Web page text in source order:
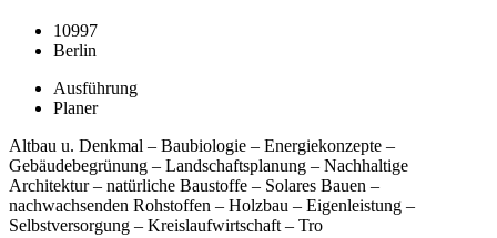
10997
Berlin
Ausführung
Planer
Altbau u. Denkmal – Baubiologie – Energiekonzepte –
Gebäudebegrünung – Landschaftsplanung – Nachhaltige
Architektur – natürliche Baustoffe – Solares Bauen –
nachwachsenden Rohstoffen – Holzbau – Eigenleistung –
Selbstversorgung – Kreislaufwirtschaft – Tro